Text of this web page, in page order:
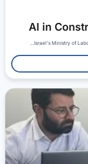
AI in
Israel's Ministry of